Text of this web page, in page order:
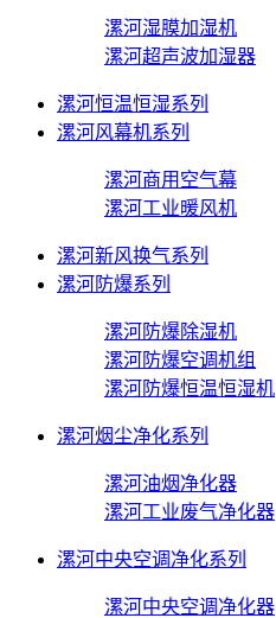
漯河湿膜加湿机
漯河超声波加湿器
漯河恒温恒湿系列
漯河风幕机系列
漯河商用空气幕
漯河工业暖风机
漯河新风换气系列
漯河防爆系列
漯河防爆除湿机
漯河防爆空调机组
漯河防爆恒温恒湿机
漯河烟尘净化系列
漯河油烟净化器
漯河工业废气净化器
漯河中央空调净化系列
漯河中央空调净化器